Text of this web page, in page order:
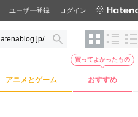
ユーザー登録 ログイン
アニメとゲーム おすすめ
買ってよかったもの